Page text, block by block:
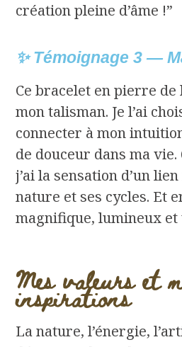
création pleine d’âme !”
✨ Témoignage 3 —
Ce bracelet en pierre de
mon talisman. Je l’ai
connecter à mon
de douceur dans ma
j’ai la sensation d’un
nature et ses cycles. Et
magnifique, lumineux et
Mes valeurs et
inspirations
La nature, l’énergie,